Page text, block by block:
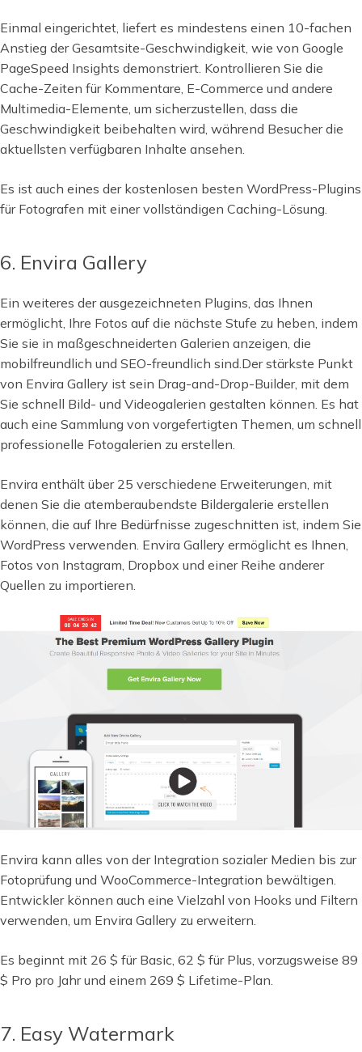
Einmal eingerichtet, liefert es mindestens einen 10-fachen
Anstieg der Gesamtsite-Geschwindigkeit, wie von Google
PageSpeed Insights demonstriert. Kontrollieren Sie die
Cache-Zeiten für Kommentare, E-Commerce und andere
Multimedia-Elemente, um sicherzustellen, dass die
Geschwindigkeit beibehalten wird, während Besucher die
aktuellsten verfügbaren Inhalte ansehen.
Es ist auch eines der kostenlosen besten WordPress-Plugins
für Fotografen mit einer vollständigen Caching-Lösung.
6. Envira Gallery
Ein weiteres der ausgezeichneten Plugins, das Ihnen
ermöglicht, Ihre Fotos auf die nächste Stufe zu heben, indem
Sie sie in maßgeschneiderten Galerien anzeigen, die
mobilfreundlich und SEO-freundlich sind.Der stärkste Punkt
von Envira Gallery ist sein Drag-and-Drop-Builder, mit dem
Sie schnell Bild- und Videogalerien gestalten können. Es hat
auch eine Sammlung von vorgefertigten Themen, um schnell
professionelle Fotogalerien zu erstellen.
Envira enthält über 25 verschiedene Erweiterungen, mit
denen Sie die atemberaubendste Bildergalerie erstellen
können, die auf Ihre Bedürfnisse zugeschnitten ist, indem Sie
WordPress verwenden. Envira Gallery ermöglicht es Ihnen,
Fotos von Instagram, Dropbox und einer Reihe anderer
Quellen zu importieren.
Envira kann alles von der Integration sozialer Medien bis zur
Fotoprüfung und WooCommerce-Integration bewältigen.
Entwickler können auch eine Vielzahl von Hooks und Filtern
verwenden, um Envira Gallery zu erweitern.
Es beginnt mit 26 $ für Basic, 62 $ für Plus, vorzugsweise 89
$ Pro pro Jahr und einem 269 $ Lifetime-Plan.
7. Easy Watermark